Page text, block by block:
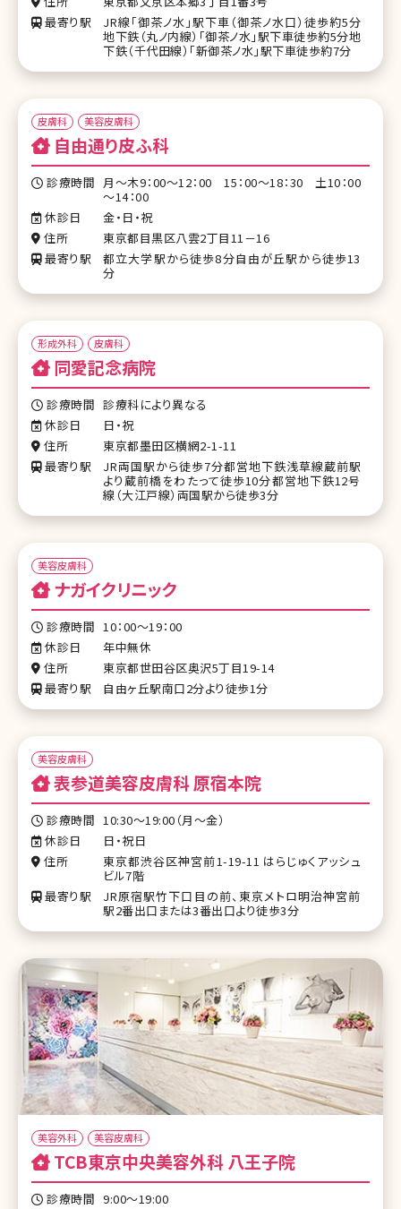
最寄り駅
JR線「御茶ノ水」駅下車（御茶ノ水口）徒歩約5分
地下鉄（丸ノ内線）「御茶ノ水」駅下車徒歩約5分地
下鉄（千代田線）「新御茶ノ水」駅下車徒歩約7分
皮膚科 美容皮膚科
自由通り皮ふ科
診療時間 月～木9：00～12：00 15：00～18：30 土10：00
～14：00
休診日
金・日・祝
住所
東京都目黒区八雲2丁目11－16
最寄り駅
都立大学駅から徒歩8分自由が丘駅から徒歩13
分
形成外科 皮膚科
同愛記念病院
診療時間 診療科により異なる
休診日
日・祝
住所
東京都墨田区横網2-1-11
最寄り駅
JR両国駅から徒歩7分都営地下鉄浅草線蔵前駅
より蔵前橋をわたって徒歩10分都営地下鉄12号
線（大江戸線）両国駅から徒歩3分
美容皮膚科
ナガイクリニック
診療時間 10：00～19：00
休診日
年中無休
住所
東京都世田谷区奥沢5丁目19-14
最寄り駅
自由ヶ丘駅南口2分より徒歩1分
美容皮膚科
表参道美容皮膚科 原宿本院
診療時間 10:30〜19:00（月〜金）
休診日
日・祝日
住所
東京都渋谷区神宮前1-19-11 はらじゅくアッシュ
ビル7階
最寄り駅
JR原宿駅竹下口目の前、東京メトロ明治神宮前
駅2番出口または3番出口より徒歩3分
美容外科 美容皮膚科
TCB東京中央美容外科 八王子院
診療時間 9:00～19:00